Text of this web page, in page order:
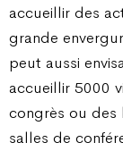
accueillir des
grande
peut aussi
accueillir 5000
congrès ou des
salles de